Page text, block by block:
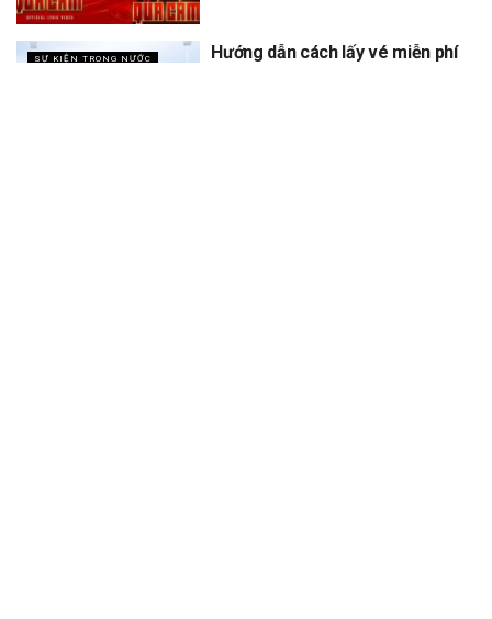
SỰ KIỆN TRONG NƯỚC
Hướng dẫn cách lấy vé miễn phí